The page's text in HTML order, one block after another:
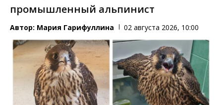
промышленный альпинист
Автор: Мария Гарифуллина 02 августа 2026, 10:00